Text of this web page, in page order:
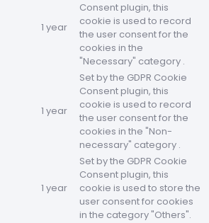
1 year
Consent plugin, this
cookie is used to record
the user consent for the
cookies in the
"Necessary" category .
1 year
Set by the GDPR Cookie
Consent plugin, this
cookie is used to record
the user consent for the
cookies in the "Non-
necessary" category .
1 year
Set by the GDPR Cookie
Consent plugin, this
cookie is used to store the
user consent for cookies
in the category "Others".